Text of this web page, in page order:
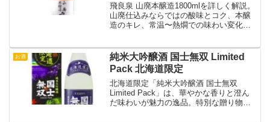
飛良泉 山廃本醸造1800mlを詳しく解説。
山廃仕込みならではの酸味とコク、本醸
造のキレ、常温〜熱燗での味わい変化や
お酒
純米大吟醸酒 国士無双 Limited
Pack 北海道限定
北海道限定「純米大吟醸酒 国士無双
Limited Pack」は、華やかな香りと澄ん
だ味わいが魅力の逸品。特別な贈り物や